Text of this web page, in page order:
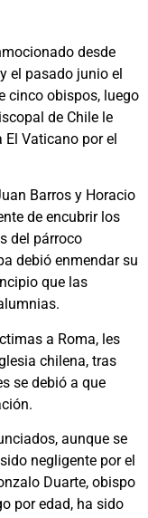
desde
el pasado junio el
cinco obispos, luego
de Chile le
Vaticano por el
Barros y Horacio
de encubrir los
del párroco
debió enmendar su
que las
a Roma, les
chilena, tras
se debió a que
aunque se
negligente por el
Duarte, obispo
por edad, ha sido